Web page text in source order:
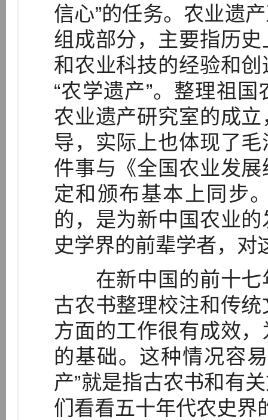
信心”的任务。农业遗
组成部分，主要指历
和农业科技的经验和
“农学遗产”。整理祖
农业遗产研究室的成
导，实际上也体现了
件事与《全国农业发
定和颁布基本上同步
的，是为新中国农业
史学界的前辈学者，对
在新中国的前十七
古农书整理校注和传
方面的工作很有成效
的基础。这种情况容
产”就是指古农书和有
们看看五十年代农史界